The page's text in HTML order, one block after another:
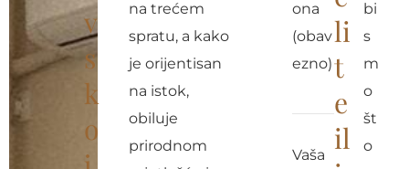
v
s
k
o
na trećem
spratu, a kako
je orijentisan
na istok,
obiluje
prirodnom
ona
(obav
ezno)
Vaša
li
t
e
il
bi
s
m
o
št
o